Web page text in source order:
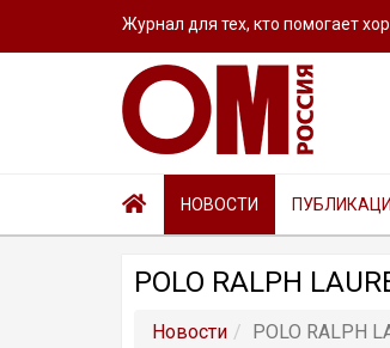
Журнал для тех, кто помогает
НОВОСТИ
POLO RALPH
Новости POLO RALPH